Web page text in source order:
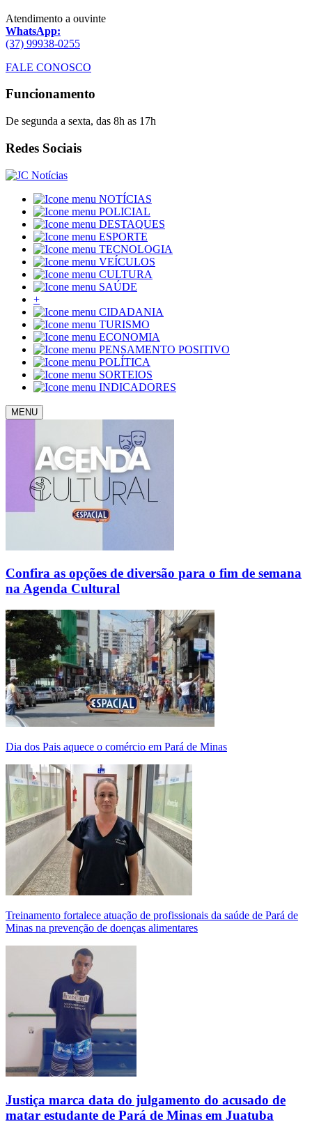
Atendimento a ouvinte
WhatsApp:
(37) 99938-0255
FALE CONOSCO
Funcionamento
De segunda a sexta, das 8h as 17h
Redes Sociais
NOTÍCIAS
POLICIAL
DESTAQUES
ESPORTE
TECNOLOGIA
VEÍCULOS
CULTURA
SAÚDE
+
CIDADANIA
TURISMO
ECONOMIA
PENSAMENTO POSITIVO
POLÍTICA
SORTEIOS
INDICADORES
MENU
Confira as opções de diversão para o fim de semana
na Agenda Cultural
Dia dos Pais aquece o comércio em Pará de Minas
Treinamento fortalece atuação de profissionais da saúde de Pará de
Minas na prevenção de doenças alimentares
Justiça marca data do julgamento do acusado de
matar estudante de Pará de Minas em Juatuba